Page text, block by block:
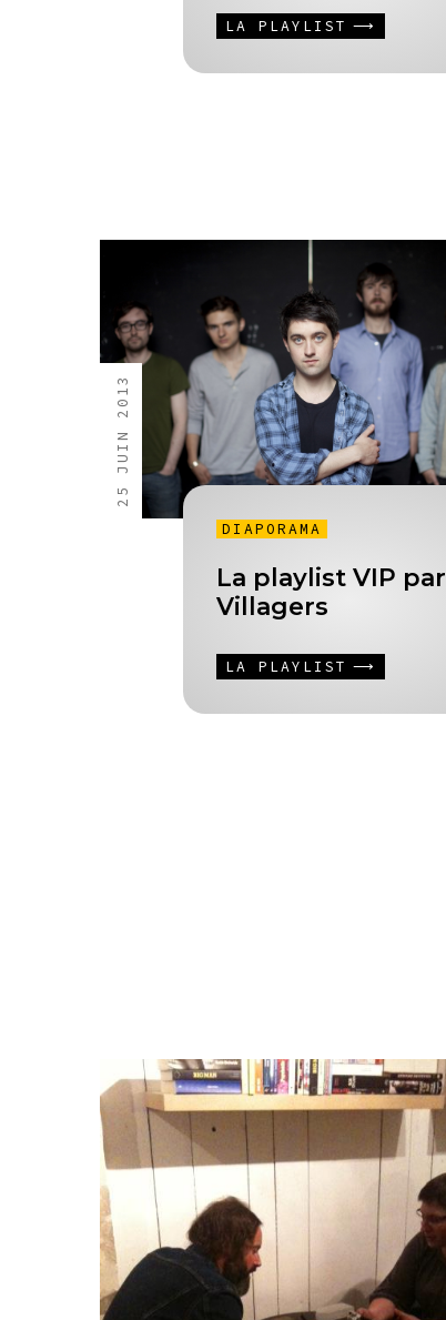
LA PLAYLIST
25 JUIN 2013
DIAPORAMA
La playlist VIP par
Villagers
LA PLAYLIST